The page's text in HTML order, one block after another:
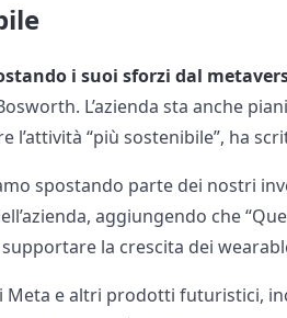
i suoi sforzi dal
L’azienda sta anche
“più sostenibile”, ha
spostando parte dei nostri
aggiungendo che
la crescita dei
e altri prodotti futuristici,